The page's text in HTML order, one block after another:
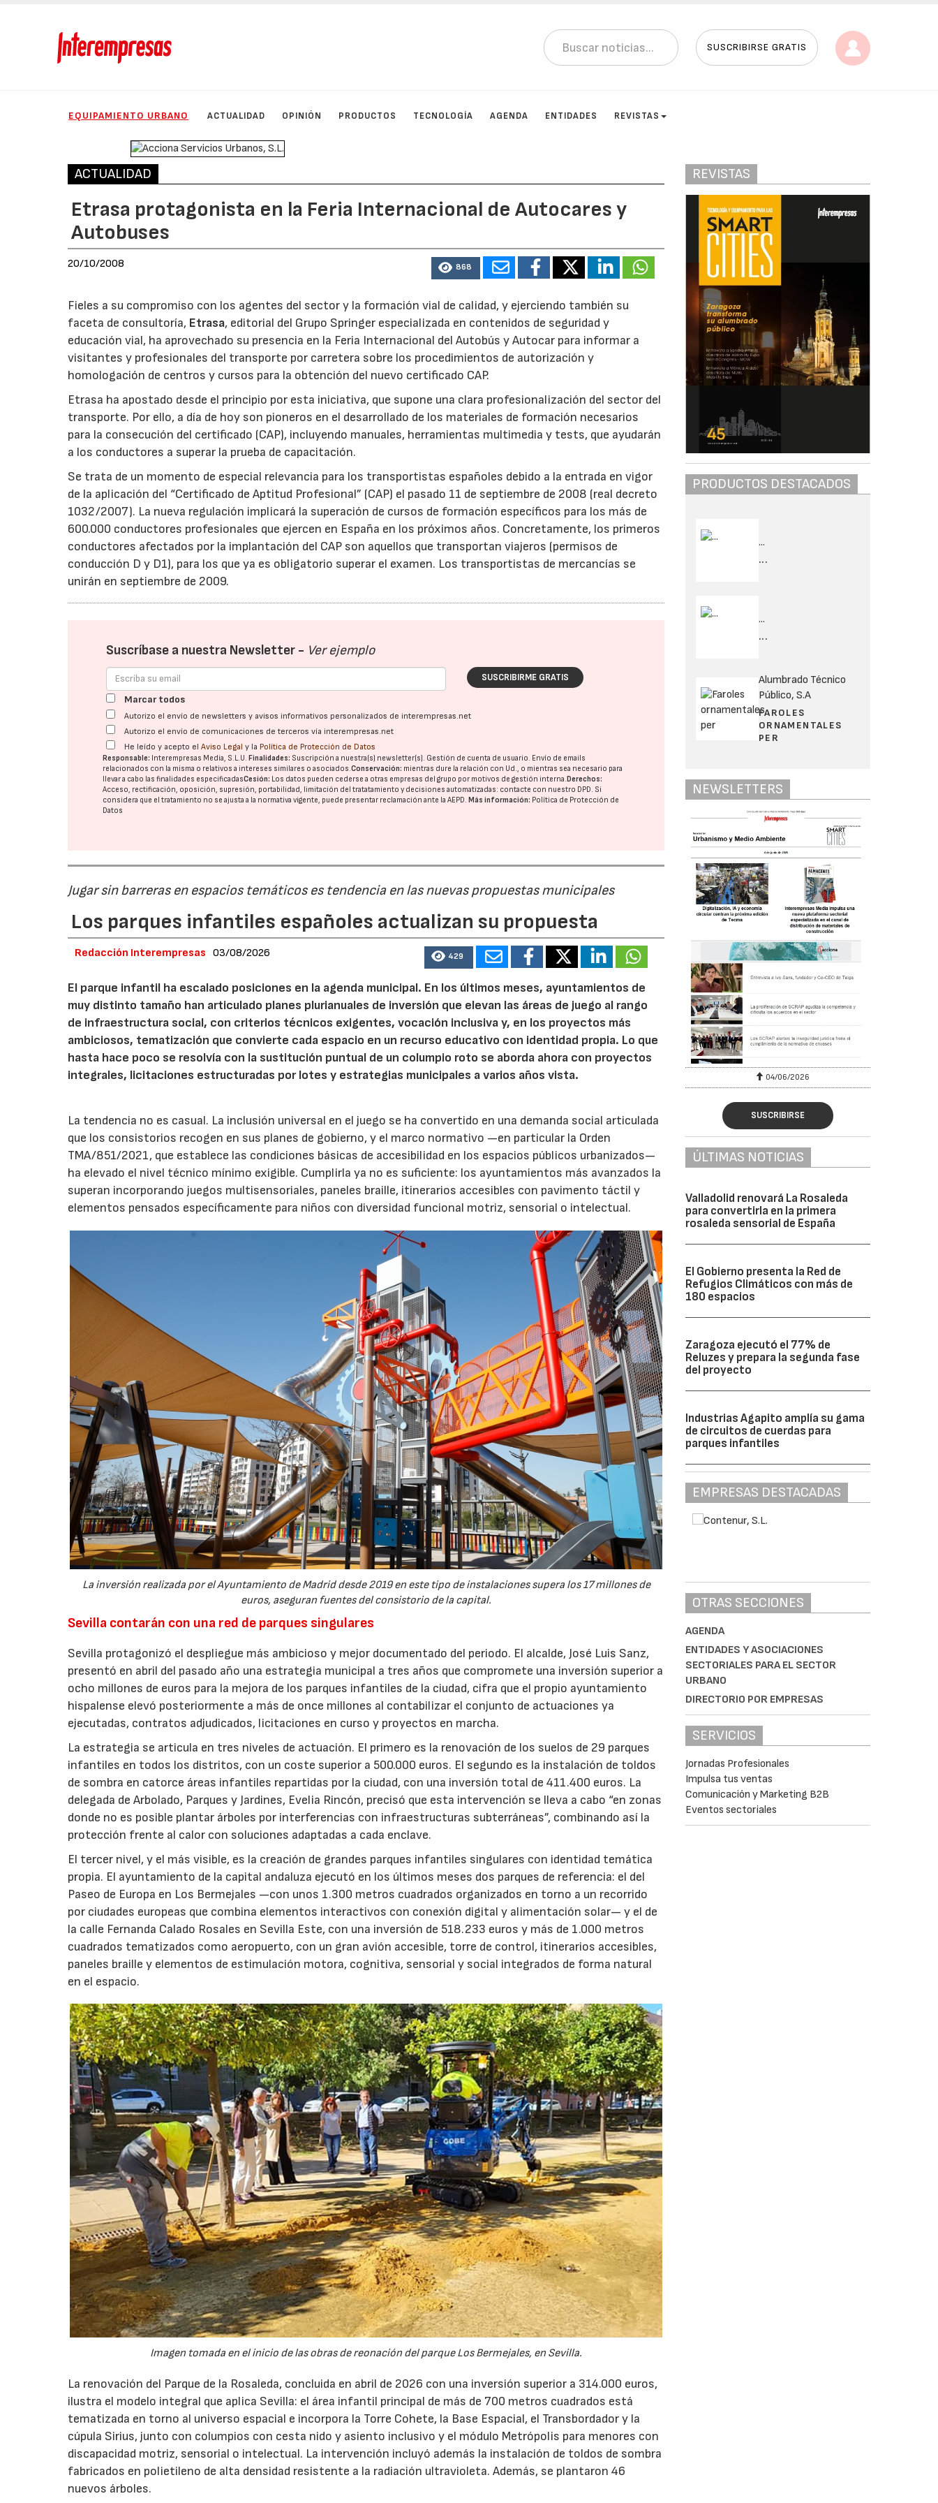
SUSCRIBIRSE GRATIS
EQUIPAMIENTO URBANO ACTUALIDAD OPINIÓN PRODUCTOS TECNOLOGÍA AGENDA ENTIDADES REVISTAS
ACTUALIDAD
Etrasa protagonista en la Feria Internacional de Autocares y
Autobuses
20/10/2008 868
Fieles a su compromiso con los agentes del sector y la formación vial de calidad, y ejerciendo también su
faceta de consultoría, Etrasa, editorial del Grupo Springer especializada en contenidos de seguridad y
educación vial, ha aprovechado su presencia en la Feria Internacional del Autobús y Autocar para informar a
visitantes y profesionales del transporte por carretera sobre los procedimientos de autorización y
homologación de centros y cursos para la obtención del nuevo certificado CAP.
Etrasa ha apostado desde el principio por esta iniciativa, que supone una clara profesionalización del sector del
transporte. Por ello, a día de hoy son pioneros en el desarrollado de los materiales de formación necesarios
para la consecución del certificado (CAP), incluyendo manuales, herramientas multimedia y tests, que ayudarán
a los conductores a superar la prueba de capacitación.
Se trata de un momento de especial relevancia para los transportistas españoles debido a la entrada en vigor
de la aplicación del “Certificado de Aptitud Profesional” (CAP) el pasado 11 de septiembre de 2008 (real decreto
1032/2007). La nueva regulación implicará la superación de cursos de formación específicos para los más de
600.000 conductores profesionales que ejercen en España en los próximos años. Concretamente, los primeros
conductores afectados por la implantación del CAP son aquellos que transportan viajeros (permisos de
conducción D y D1), para los que ya es obligatorio superar el examen. Los transportistas de mercancías se
unirán en septiembre de 2009.
Suscríbase a nuestra Newsletter - Ver ejemplo
SUSCRIBIRME GRATIS
Marcar todos
Autorizo el envío de newsletters y avisos informativos personalizados de interempresas.net
Autorizo el envío de comunicaciones de terceros vía interempresas.net
He leído y acepto elAviso Legal y la Política de Protección de Datos
Responsable: Interempresas Media, S.L.U.Finalidades: Suscripción a nuestra(s) newsletter(s). Gestión de cuenta de usuario. Envío de emails
relacionados con la misma o relativos a intereses similares o asociados.Conservación: mientras dure la relación con Ud., o mientras sea necesario para
llevar a cabo las finalidades especificadasCesión: Los datos pueden cederse a otras empresas del grupo por motivos de gestión interna.Derechos:
Acceso, rectificación, oposición, supresión, portabilidad, limitación del tratatamiento y decisiones automatizadas: contacte con nuestro DPD. Si
considera que el tratamiento no se ajusta a la normativa vigente, puede presentar reclamación ante laAEPD.Más información: Política de Protección de
Datos
Jugar sin barreras en espacios temáticos es tendencia en las nuevas propuestas municipales
Los parques infantiles españoles actualizan su propuesta
Redacción Interempresas 03/08/2026 429
El parque infantil ha escalado posiciones en la agenda municipal. En los últimos meses, ayuntamientos de
muy distinto tamaño han articulado planes plurianuales de inversión que elevan las áreas de juego al rango
de infraestructura social, con criterios técnicos exigentes, vocación inclusiva y, en los proyectos más
ambiciosos, tematización que convierte cada espacio en un recurso educativo con identidad propia. Lo que
hasta hace poco se resolvía con la sustitución puntual de un columpio roto se aborda ahora con proyectos
integrales, licitaciones estructuradas por lotes y estrategias municipales a varios años vista.
La tendencia no es casual. La inclusión universal en el juego se ha convertido en una demanda social articulada
que los consistorios recogen en sus planes de gobierno, y el marco normativo —en particular la Orden
TMA/851/2021, que establece las condiciones básicas de accesibilidad en los espacios públicos urbanizados—
ha elevado el nivel técnico mínimo exigible. Cumplirla ya no es suficiente: los ayuntamientos más avanzados la
superan incorporando juegos multisensoriales, paneles braille, itinerarios accesibles con pavimento táctil y
elementos pensados específicamente para niños con diversidad funcional motriz, sensorial o intelectual.
La inversión realizada por el Ayuntamiento de Madrid desde 2019 en este tipo de instalaciones supera los 17 millones de
euros, aseguran fuentes del consistorio de la capital.
Sevilla contarán con una red de parques singulares
Sevilla protagonizó el despliegue más ambicioso y mejor documentado del periodo. El alcalde, José Luis Sanz,
presentó en abril del pasado año una estrategia municipal a tres años que compromete una inversión superior a
ocho millones de euros para la mejora de los parques infantiles de la ciudad, cifra que el propio ayuntamiento
hispalense elevó posteriormente a más de once millones al contabilizar el conjunto de actuaciones ya
ejecutadas, contratos adjudicados, licitaciones en curso y proyectos en marcha.
La estrategia se articula en tres niveles de actuación. El primero es la renovación de los suelos de 29 parques
infantiles en todos los distritos, con un coste superior a 500.000 euros. El segundo es la instalación de toldos
de sombra en catorce áreas infantiles repartidas por la ciudad, con una inversión total de 411.400 euros. La
delegada de Arbolado, Parques y Jardines, Evelia Rincón, precisó que esta intervención se lleva a cabo “en zonas
donde no es posible plantar árboles por interferencias con infraestructuras subterráneas”, combinando así la
protección frente al calor con soluciones adaptadas a cada enclave.
El tercer nivel, y el más visible, es la creación de grandes parques infantiles singulares con identidad temática
propia. El ayuntamiento de la capital andaluza ejecutó en los últimos meses dos parques de referencia: el del
Paseo de Europa en Los Bermejales —con unos 1.300 metros cuadrados organizados en torno a un recorrido
por ciudades europeas que combina elementos interactivos con conexión digital y alimentación solar— y el de
la calle Fernanda Calado Rosales en Sevilla Este, con una inversión de 518.233 euros y más de 1.000 metros
cuadrados tematizados como aeropuerto, con un gran avión accesible, torre de control, itinerarios accesibles,
paneles braille y elementos de estimulación motora, cognitiva, sensorial y social integrados de forma natural
en el espacio.
Imagen tomada en el inicio de las obras de reonación del parque Los Bermejales, en Sevilla.
La renovación del Parque de la Rosaleda, concluida en abril de 2026 con una inversión superior a 314.000 euros,
ilustra el modelo integral que aplica Sevilla: el área infantil principal de más de 700 metros cuadrados está
tematizada en torno al universo espacial e incorpora la Torre Cohete, la Base Espacial, el Transbordador y la
cúpula Sirius, junto con columpios con cesta nido y asiento inclusivo y el módulo Metrópolis para menores con
discapacidad motriz, sensorial o intelectual. La intervención incluyó además la instalación de toldos de sombra
fabricados en polietileno de alta densidad resistente a la radiación ultravioleta. Además, se plantaron 46
nuevos árboles.
REVISTAS
PRODUCTOS DESTACADOS
...
...
...
...
Alumbrado Técnico
Público, S.A
FAROLES
ORNAMENTALES
PER
NEWSLETTERS
04/06/2026 04/06/2026
SUSCRIBIRSE
ÚLTIMAS NOTICIAS
Valladolid renovará La Rosaleda
para convertirla en la primera
rosaleda sensorial de España
El Gobierno presenta la Red de
Refugios Climáticos con más de
180 espacios
Zaragoza ejecutó el 77% de
Reluzes y prepara la segunda fase
del proyecto
Industrias Agapito amplía su gama
de circuitos de cuerdas para
parques infantiles
EMPRESAS DESTACADAS
OTRAS SECCIONES
AGENDA
ENTIDADES Y ASOCIACIONES
SECTORIALES PARA EL SECTOR
URBANO
DIRECTORIO POR EMPRESAS
SERVICIOS
Jornadas Profesionales
Impulsa tus ventas
Comunicación y Marketing B2B
Eventos sectoriales